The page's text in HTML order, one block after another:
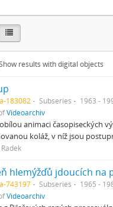
results with digital objects
183082 Subseries
1963 -
Videoarchiv
animaci časopiseckých
koláž, v níž jsou
hlemýžďů jdoucích na
743197 Subseries
1965 -
Videoarchiv